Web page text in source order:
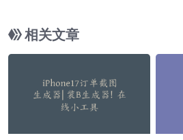
相关文章